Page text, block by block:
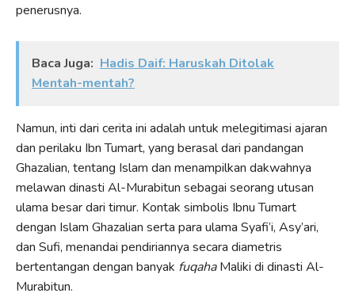
penerusnya.
Baca Juga: Hadis Daif: Haruskah Ditolak
Mentah-mentah?
Namun, inti dari cerita ini adalah untuk melegitimasi ajaran
dan perilaku Ibn Tumart, yang berasal dari pandangan
Ghazalian, tentang Islam dan menampilkan dakwahnya
melawan dinasti Al-Murabitun sebagai seorang utusan
ulama besar dari timur. Kontak simbolis Ibnu Tumart
dengan Islam Ghazalian serta para ulama Syafi’i, Asy’ari,
dan Sufi, menandai pendiriannya secara diametris
bertentangan dengan banyak fuqahaMaliki di dinasti Al-
Murabitun.